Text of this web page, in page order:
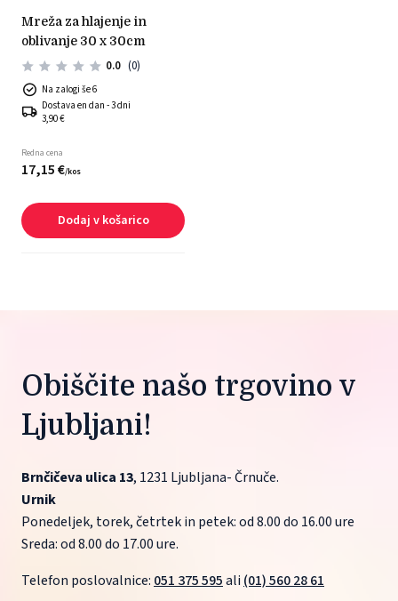
mreža za hlajenje in
oblivanje 30 x 30cm
0.0 (0)
Na zalogi še 6
Dostava en dan - 3 dni
3,90 €
Redna cena
17,15€/kos
Dodaj v košarico
Obiščite našo trgovino v
Ljubljani!
Brnčičeva ulica 13, 1231 Ljubljana- Črnuče.
Urnik
Ponedeljek, torek, četrtek in petek: od 8.00 do 16.00 ure
Sreda: od 8.00 do 17.00 ure.
Telefon poslovalnice: 051 375 595 ali (01) 560 28 61